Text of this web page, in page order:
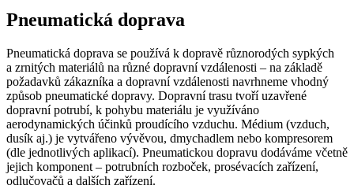
Pneumatická doprava
Pneumatická doprava se používá k dopravě různorodých sypkých
a zrnitých materiálů na různé dopravní vzdálenosti – na základě
požadavků zákazníka a dopravní vzdálenosti navrhneme vhodný
způsob pneumatické dopravy. Dopravní trasu tvoří uzavřené
dopravní potrubí, k pohybu materiálu je využíváno
aerodynamických účinků proudícího vzduchu. Médium (vzduch,
dusík aj.) je vytvářeno vývěvou, dmychadlem nebo kompresorem
(dle jednotlivých aplikací). Pneumatickou dopravu dodáváme včetně
jejich komponent – potrubních rozboček, prosévacích zařízení,
odlučovačů a dalších zařízení.